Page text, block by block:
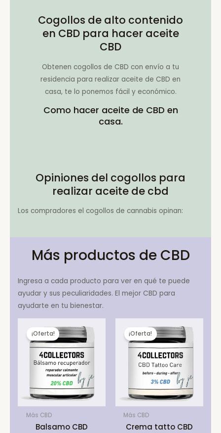
Cogollos de alto contenido
en CBD para hacer aceite
CBD
Obtenen cogollos de CBD con envío a tu
residencia para realizar aceite de CBD en
casa, te lo ponemos fácil y económico.
Como hacer aceite de CBD en
casa.
Opiniones del cogollos para
realizar aceite de cbd
Los compradores el cogollos de cannabis opinan:
Más productos de CBD
Ingresa a cada producto para ver en qué te puede
ayudar y sus peculiaridades. El mejor CBD para
ayudarte en tu bienestar.
¡Oferta!
Más CBD
Balsamo CBD
¡Oferta!
Más CBD
Crema tatto CBD